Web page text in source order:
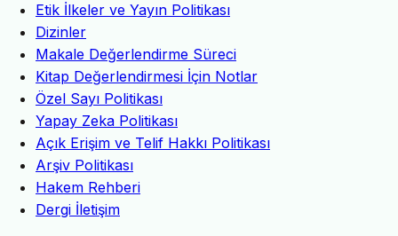
Etik İlkeler ve Yayın Politikası
Dizinler
Makale Değerlendirme Süreci
Kitap Değerlendirmesi İçin Notlar
Özel Sayı Politikası
Yapay Zeka Politikası
Açık Erişim ve Telif Hakkı Politikası
Arşiv Politikası
Hakem Rehberi
Dergi İletişim